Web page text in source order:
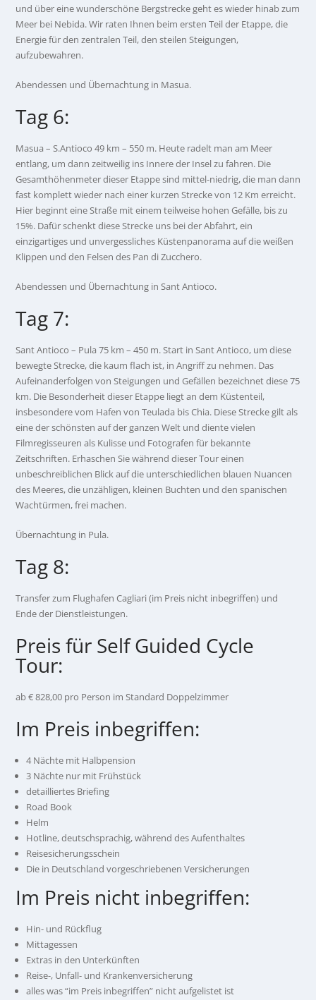
und über eine wunderschöne Bergstrecke geht es wieder hinab zum
Meer bei Nebida. Wir raten Ihnen beim ersten Teil der Etappe, die
Energie für den zentralen Teil, den steilen Steigungen,
aufzubewahren.
Abendessen und Übernachtung in Masua.
Tag 6:
Masua – S.Antioco 49 km – 550 m. Heute radelt man am Meer
entlang, um dann zeitweilig ins Innere der Insel zu fahren. Die
Gesamthöhenmeter dieser Etappe sind mittel-niedrig, die man dann
fast komplett wieder nach einer kurzen Strecke von 12 Km erreicht.
Hier beginnt eine Straße mit einem teilweise hohen Gefälle, bis zu
15%. Dafür schenkt diese Strecke uns bei der Abfahrt, ein
einzigartiges und unvergessliches Küstenpanorama auf die weißen
Klippen und den Felsen des Pan di Zucchero.
Abendessen und Übernachtung in Sant Antioco.
Tag 7:
Sant Antioco – Pula 75 km – 450 m. Start in Sant Antioco, um diese
bewegte Strecke, die kaum flach ist, in Angriff zu nehmen. Das
Aufeinanderfolgen von Steigungen und Gefällen bezeichnet diese 75
km. Die Besonderheit dieser Etappe liegt an dem Küstenteil,
insbesondere vom Hafen von Teulada bis Chia. Diese Strecke gilt als
eine der schönsten auf der ganzen Welt und diente vielen
Filmregisseuren als Kulisse und Fotografen für bekannte
Zeitschriften. Erhaschen Sie während dieser Tour einen
unbeschreiblichen Blick auf die unterschiedlichen blauen Nuancen
des Meeres, die unzähligen, kleinen Buchten und den spanischen
Wachtürmen, frei machen.
Übernachtung in Pula.
Tag 8:
Transfer zum Flughafen Cagliari (im Preis nicht inbegriffen) und
Ende der Dienstleistungen.
Preis für Self Guided Cycle
Tour:
ab € 828,00 pro Person im Standard Doppelzimmer
Im Preis inbegriffen:
4 Nächte mit Halbpension
3 Nächte nur mit Frühstück
detailliertes Briefing
Road Book
Helm
Hotline, deutschsprachig, während des Aufenthaltes
Reisesicherungsschein
Die in Deutschland vorgeschriebenen Versicherungen
Im Preis nicht inbegriffen:
Hin- und Rückflug
Mittagessen
Extras in den Unterkünften
Reise-, Unfall- und Krankenversicherung
alles was “im Preis inbegriffen” nicht aufgelistet ist